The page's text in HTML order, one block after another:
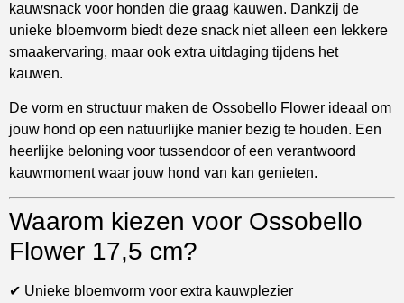
kauwsnack voor honden die graag kauwen. Dankzij de
unieke bloemvorm biedt deze snack niet alleen een lekkere
smaakervaring, maar ook extra uitdaging tijdens het
kauwen.
De vorm en structuur maken de Ossobello Flower ideaal om
jouw hond op een natuurlijke manier bezig te houden. Een
heerlijke beloning voor tussendoor of een verantwoord
kauwmoment waar jouw hond van kan genieten.
Waarom kiezen voor Ossobello
Flower 17,5 cm?
✔ Unieke bloemvorm voor extra kauwplezier